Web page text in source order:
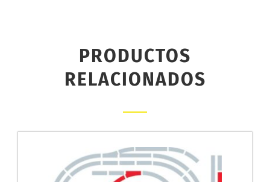
PRODUCTOS
RELACIONADOS